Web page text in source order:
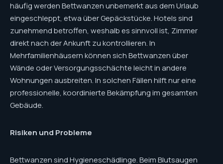
häufig werden Bettwanzen unbemerkt aus dem Urlaub
eingeschleppt, etwa über Gepäckstücke. Hotels sind
zunehmend betroffen, weshalb es sinnvoll ist, Zimmer
direkt nach der Ankunft zu kontrollieren. In
Mehrfamilienhäusern können sich Bettwanzen über
Wände oder Versorgungsschächte leicht in andere
Wohnungen ausbreiten. In solchen Fällen hilft nur eine
professionelle, koordinierte Bekämpfung im gesamten
Gebäude.
Risiken und Probleme
Bettwanzen sind Hygieneschädlinge. Beim Blutsaugen